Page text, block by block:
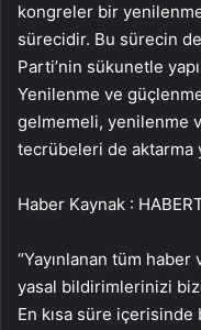
kongreler bir
sürecidir. Bu sürecin
Parti’nin sükunetle
Yenilenme ve
gelmemeli, yenilenme
tecrübeleri de aktarma
Haber Kaynak :
“Yayınlanan tüm
yasal bildirimlerinizi
En kısa süre